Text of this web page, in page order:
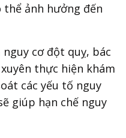
ảnh hưởng đến
cơ đột quỵ, bác
thực hiện khám
các yếu tố nguy
giúp hạn chế nguy